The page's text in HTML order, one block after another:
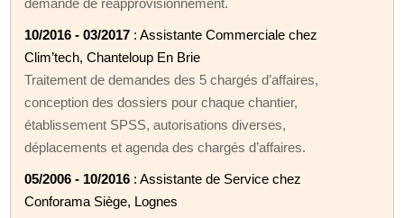
10/2016 - 03/2017 : Assistante Commerciale chez
Clim’tech, Chanteloup En Brie
Traitement de demandes des 5 chargés d’affaires,
conception des dossiers pour chaque chantier,
établissement SPSS, autorisations diverses,
déplacements et agenda des chargés d’affaires.
05/2006 - 10/2016 : Assistante de Service chez
Conforama Siège, Lognes